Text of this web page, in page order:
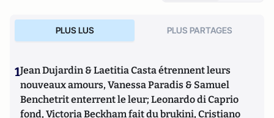
PLUS LUS PLUS PARTAGES
1Jean Dujardin & Laetitia Casta étrennent leurs
nouveaux amours, Vanessa Paradis & Samuel
Benchetrit enterrent le leur; Leonardo di Caprio
fond, Victoria Beckham fait du brukini, Cristiano